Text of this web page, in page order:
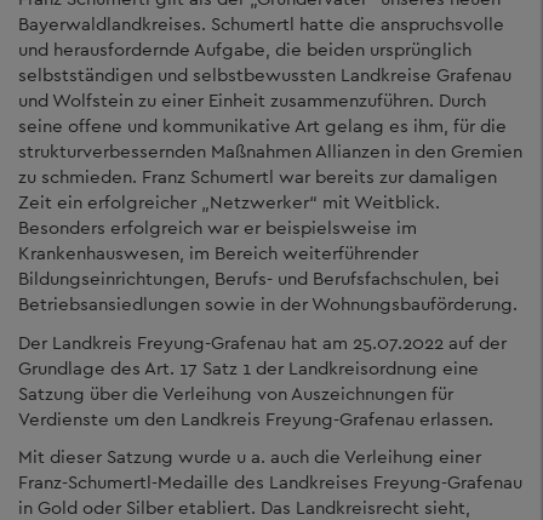
Bayerwaldlandkreises. Schumertl hatte die anspruchsvolle
und herausfordernde Aufgabe, die beiden ursprünglich
selbstständigen und selbstbewussten Landkreise Grafenau
und Wolfstein zu einer Einheit zusammenzuführen. Durch
seine offene und kommunikative Art gelang es ihm, für die
strukturverbessernden Maßnahmen Allianzen in den Gremien
zu schmieden. Franz Schumertl war bereits zur damaligen
Zeit ein erfolgreicher „Netzwerker“ mit Weitblick.
Besonders erfolgreich war er beispielsweise im
Krankenhauswesen, im Bereich weiterführender
Bildungseinrichtungen, Berufs- und Berufsfachschulen, bei
Betriebsansiedlungen sowie in der Wohnungsbauförderung.
Der Landkreis Freyung-Grafenau hat am 25.07.2022 auf der
Grundlage des Art. 17 Satz 1 der Landkreisordnung eine
Satzung über die Verleihung von Auszeichnungen für
Verdienste um den Landkreis Freyung-Grafenau erlassen.
Mit dieser Satzung wurde u a. auch die Verleihung einer
Franz-Schumertl-Medaille des Landkreises Freyung-Grafenau
in Gold oder Silber etabliert. Das Landkreisrecht sieht,